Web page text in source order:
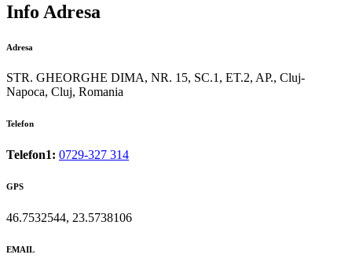
Info Adresa
Adresa
STR. GHEORGHE DIMA, NR. 15, SC.1, ET.2, AP., Cluj-
Napoca, Cluj, Romania
Telefon
Telefon1: 0729-327 314
GPS
46.7532544, 23.5738106
EMAIL